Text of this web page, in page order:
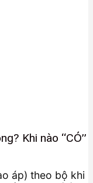
Khi nào “CÓ”
áp) theo bộ khi